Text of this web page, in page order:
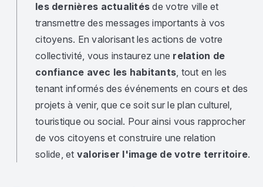
les dernières actualités de votre ville et
transmettre des messages importants à vos
citoyens. En valorisant les actions de votre
collectivité, vous instaurez une relation de
confiance avec les habitants , tout en les
tenant informés des événements en cours et des
projets à venir, que ce soit sur le plan culturel,
touristique ou social. Pour ainsi vous rapprocher
de vos citoyens et construire une relation
solide, et valoriser l'image de votre territoire.